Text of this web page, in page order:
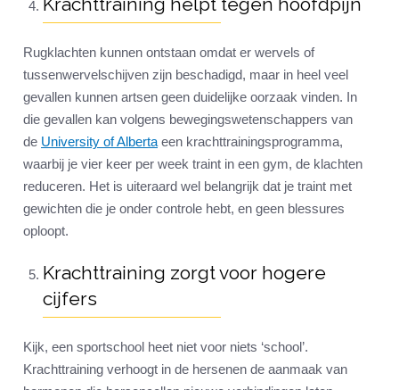
Rugklachten kunnen ontstaan omdat er wervels of
tussenwervelschijven zijn beschadigd, maar in heel veel
gevallen kunnen artsen geen duidelijke oorzaak vinden. In
die gevallen kan volgens bewegingswetenschappers van
de University of Alberta een krachttrainingsprogramma,
waarbij je vier keer per week traint in een gym, de klachten
reduceren. Het is uiteraard wel belangrijk dat je traint met
gewichten die je onder controle hebt, en geen blessures
oploopt.
Krachttraining zorgt voor hogere
cijfers
Kijk, een sportschool heet niet voor niets ‘school’.
Krachttraining verhoogt in de hersenen de aanmaak van